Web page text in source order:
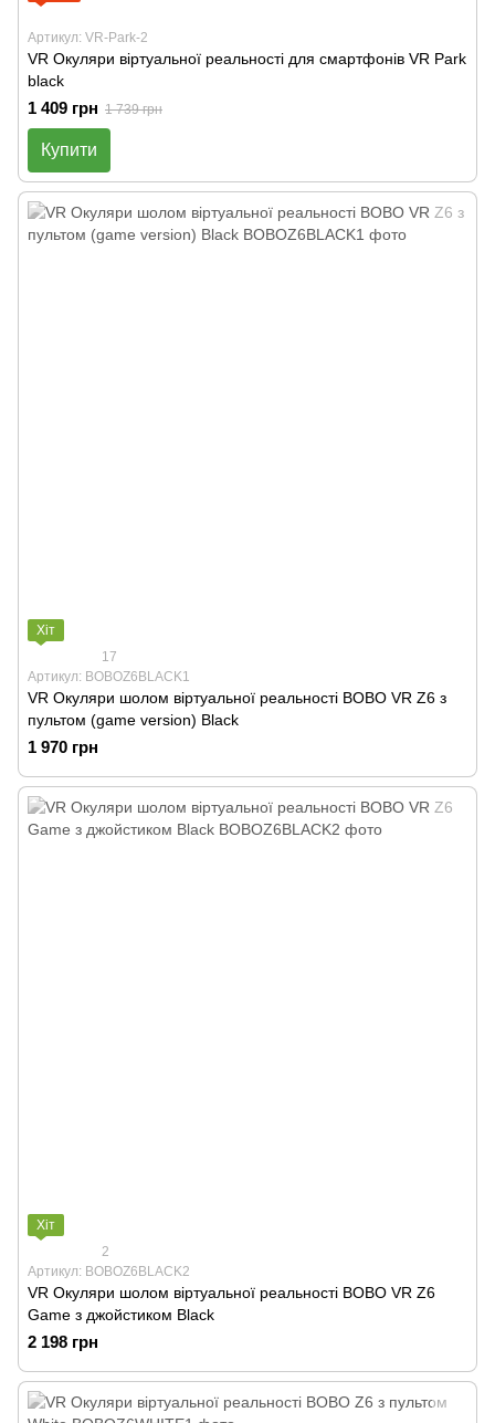
Артикул: VR-Park-2
VR Окуляри віртуальної реальності для смартфонів VR Park
black
1 409 грн 1 739 грн
Купити
Хіт
17
Артикул: BOBOZ6BLACK1
VR Окуляри шолом віртуальної реальності BOBO VR Z6 з
пультом (game version) Black
1 970 грн
Хіт
2
Артикул: BOBOZ6BLACK2
VR Окуляри шолом віртуальної реальності BOBO VR Z6
Game з джойстиком Black
2 198 грн